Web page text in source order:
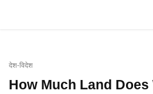
देश-विदेश
How Much Land